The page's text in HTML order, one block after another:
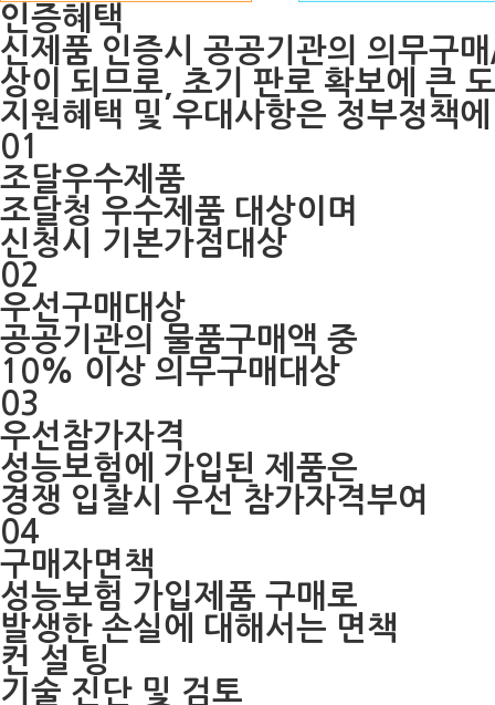
인증혜택
신제품 인증시 공공기관의 의무구
상이 되므로, 초기 판로 확보에 큰
지원혜택 및 우대사항은 정부정책
01
조달우수제품
조달청 우수제품 대상이며
신청시 기본가점대상
02
우선구매대상
공공기관의 물품구매액 중
10% 이상 의무구매대상
03
우선참가자격
성능보험에 가입된 제품은
경쟁 입찰시 우선 참가자격부여
04
구매자면책
성능보험 가입제품 구매로
발생한 손실에 대해서는 면책
컨 설 팅
기술 진단 및 검토